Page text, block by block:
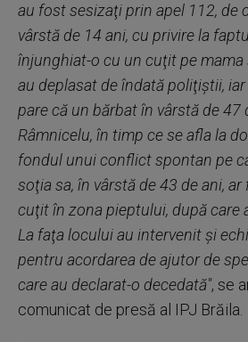
au fost sesizaţi prin apel 112, de
vârstă de 14 ani, cu privire la
înjunghiat-o cu un cuţit pe mama
au deplasat de îndată poliţiştii,
pare că un bărbat în vârstă de 47
Râmnicelu, în timp ce se afla la
fondul unui conflict spontan pe
soţia sa, în vârstă de 43 de ani,
cuţit în zona pieptului, după care
La faţa locului au intervenit şi
pentru acordarea de ajutor de
care au declarat-o decedată", se
comunicat de presă al IPJ Brăila.